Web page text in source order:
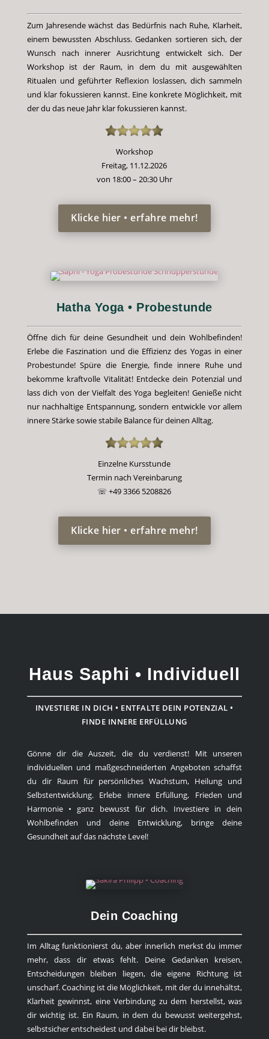
Zum Jahresende wächst das Bedürfnis nach Ruhe, Klarheit,
einem bewussten Abschluss. Gedanken sortieren sich, der
Wunsch nach innerer Ausrichtung entwickelt sich. Der
Workshop ist der Raum, in dem du mit ausgewählten
Ritualen und geführter Reflexion loslassen, dich sammeln
und klar fokussieren kannst. Eine konkrete Möglichkeit, mit
der du das neue Jahr klar fokussieren kannst.
Workshop
Freitag, 11.12.2026
von 18:00 – 20:30 Uhr
Klicke hier • erfahre mehr!
Hatha Yoga • Probestunde
Öffne dich für deine Gesundheit und dein Wohlbefinden!
Erlebe die Faszination und die Effizienz des Yogas in einer
Probestunde! Spüre die Energie, finde innere Ruhe und
bekomme kraftvolle Vitalität! Entdecke dein Potenzial und
lass dich von der Vielfalt des Yoga begleiten! Genieße nicht
nur nachhaltige Entspannung, sondern entwickle vor allem
innere Stärke sowie stabile Balance für deinen Alltag.
Einzelne Kursstunde
Termin nach Vereinbarung
☏ +49 3366 5208826
Klicke hier • erfahre mehr!
Haus Saphi • Individuell
INVESTIERE IN DICH • ENTFALTE DEIN POTENZIAL •
FINDE INNERE ERFÜLLUNG
Gönne dir die Auszeit, die du verdienst! Mit unseren
individuellen und maßgeschneiderten Angeboten schaffst
du dir Raum für persönliches Wachstum, Heilung und
Selbstentwicklung. Erlebe innere Erfüllung, Frieden und
Harmonie • ganz bewusst für dich. Investiere in dein
Wohlbefinden und deine Entwicklung, bringe deine
Gesundheit auf das nächste Level!
Dein Coaching
Im Alltag funktionierst du, aber innerlich merkst du immer
mehr, dass dir etwas fehlt. Deine Gedanken kreisen,
Entscheidungen bleiben liegen, die eigene Richtung ist
unscharf. Coaching ist die Möglichkeit, mit der du innehältst,
Klarheit gewinnst, eine Verbindung zu dem herstellst, was
dir wichtig ist. Ein Raum, in dem du bewusst weitergehst,
selbstsicher entscheidest und dabei bei dir bleibst.